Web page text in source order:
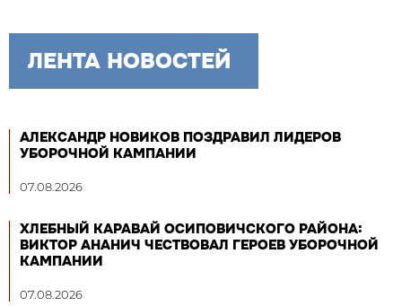
ЛЕНТА НОВОСТЕЙ
АЛЕКСАНДР НОВИКОВ ПОЗДРАВИЛ ЛИДЕРОВ
УБОРОЧНОЙ КАМПАНИИ
07.08.2026
ХЛЕБНЫЙ КАРАВАЙ ОСИПОВИЧСКОГО РАЙОНА:
ВИКТОР АНАНИЧ ЧЕСТВОВАЛ ГЕРОЕВ УБОРОЧНОЙ
КАМПАНИИ
07.08.2026